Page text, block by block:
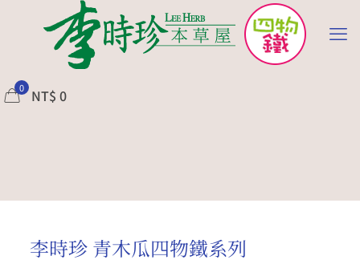
0 NT$ 0
李時珍 青木瓜四物鐵系列